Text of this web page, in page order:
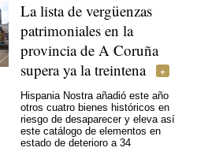
La lista de vergüenzas
patrimoniales en la
provincia de A Coruña
supera ya la treintena
Hispania Nostra añadió este año
otros cuatro bienes históricos en
riesgo de desaparecer y eleva así
este catálogo de elementos en
estado de deterioro a 34